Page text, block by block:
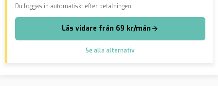
Du loggas in automatiskt efter betalningen.
Läs vidare från 69 kr/mån
Se alla alternativ